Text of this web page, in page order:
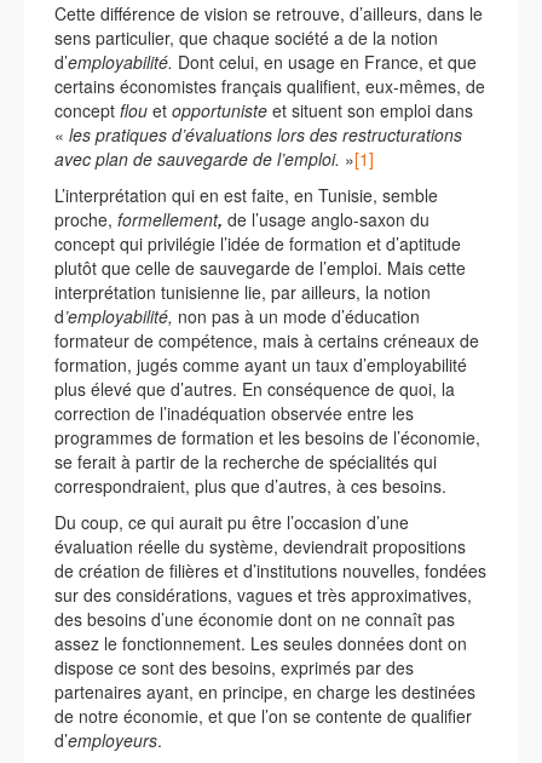
Cette différence de vision se retrouve, d’ailleurs, dans le
sens particulier, que chaque société a de la notion
d’employabilité. Dont celui, en usage en France, et que
certains économistes français qualifient, eux-mêmes, de
concept flou et opportuniste et situent son emploi dans
« les pratiques d’évaluations lors des restructurations
avec plan de sauvegarde de l’emploi. »[1]
L’interprétation qui en est faite, en Tunisie, semble
proche, formellement, de l’usage anglo-saxon du
concept qui privilégie l’idée de formation et d’aptitude
plutôt que celle de sauvegarde de l’emploi. Mais cette
interprétation tunisienne lie, par ailleurs, la notion
d’employabilité, non pas à un mode d’éducation
formateur de compétence, mais à certains créneaux de
formation, jugés comme ayant un taux d’employabilité
plus élevé que d’autres. En conséquence de quoi, la
correction de l’inadéquation observée entre les
programmes de formation et les besoins de l’économie,
se ferait à partir de la recherche de spécialités qui
correspondraient, plus que d’autres, à ces besoins.
Du coup, ce qui aurait pu être l’occasion d’une
évaluation réelle du système, deviendrait propositions
de création de filières et d’institutions nouvelles, fondées
sur des considérations, vagues et très approximatives,
des besoins d’une économie dont on ne connaît pas
assez le fonctionnement. Les seules données dont on
dispose ce sont des besoins, exprimés par des
partenaires ayant, en principe, en charge les destinées
de notre économie, et que l’on se contente de qualifier
d’employeurs.